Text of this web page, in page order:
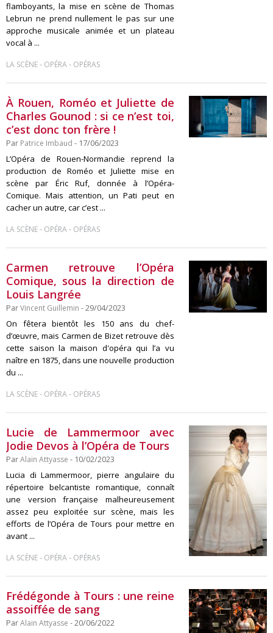
flamboyants, la mise en scène de Thomas
Lebrun ne prend nullement le pas sur une
approche musicale animée et un plateau
vocal à ...
LA SCÈNE- OPÉRA- OPÉRAS
À Rouen, Roméo et Juliette de
Charles Gounod : si ce n’est toi,
c’est donc ton frère !
Par Patrice Imbaud - 17/06/2023
L’Opéra de Rouen-Normandie reprend la
production de Roméo et Juliette mise en
scène par Éric Ruf, donnée à l’Opéra-
Comique. Mais attention, un Pati peut en
cacher un autre, car c’est ...
LA SCÈNE- OPÉRA- OPÉRAS
Carmen retrouve l’Opéra
Comique, sous la direction de
Louis Langrée
ParVincent Guillemin - 29/04/2023
On fêtera bientôt les 150 ans du chef-
d’œuvre, mais Carmen de Bizet retrouve dès
cette saison la maison d'opéra qui l’a vu
naître en 1875, dans une nouvelle production
du ...
LA SCÈNE- OPÉRA- OPÉRAS
Lucie de Lammermoor avec
Jodie Devos à l’Opéra de Tours
ParAlain Attyasse - 10/02/2023
Lucia di Lammermoor, pierre angulaire du
répertoire belcantiste romantique, connaît
une version française malheureusement
assez peu exploitée sur scène, mais les
efforts de l’Opéra de Tours pour mettre en
avant ...
LA SCÈNE- OPÉRA- OPÉRAS
Frédégonde à Tours : une reine
assoiffée de sang
ParAlain Attyasse - 20/06/2022